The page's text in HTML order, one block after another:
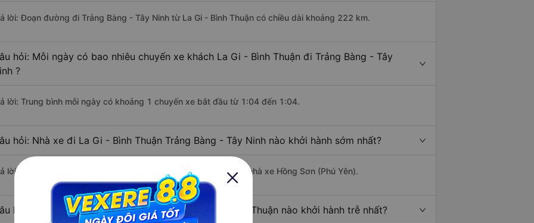
lời: Đoạn đường đi Trảng Bàng - Tây Ninh từ La Gi - Bình Thuận có chiều dài khoảng 222 km.
hỏi: Mỗi ngày có bao nhiêu chuyến xe khách La Gi - Bình Thuận đi Trảng Bàng - Tây
?
lời: Trung bình mỗi ngày có khoảng 1 chuyến xe bắt đầu từ 1:04 đến 1:04.
hỏi: Nhà xe đi La Gi - Bình Thuận Trảng Bàng - Tây Ninh nào khởi hành sớm nhất?
lời: Chuyến xe có giờ xuất phát sớm nhất vào lúc 1:04 là của nhà xe Hồng Sơn (Phú Yên).
hỏi: Nhà xe đi Trảng Bàng - Tây Ninh từ La Gi - Bình Thuận nào khởi hành trễ nhất?